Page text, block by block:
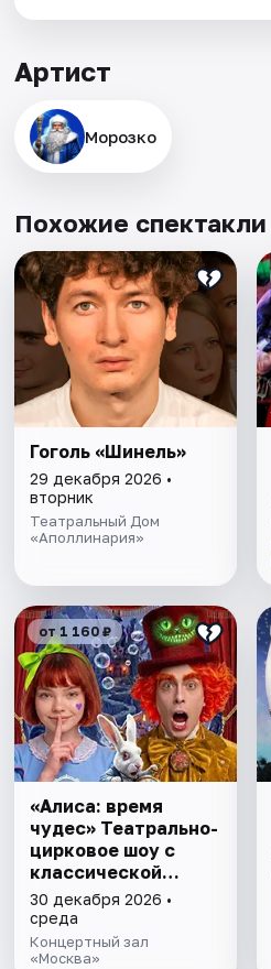
Артист
Морозко
Похожие спектакли
Гоголь «Шинель»
29 декабря 2026 •
вторник
Театральный Дом
«Аполлинария»
от 1 160 ₽
«Алиса: время
чудес» Театрально-
цирковое шоу с
классической
музыкой
30 декабря 2026 •
среда
Концертный зал
«Москва»